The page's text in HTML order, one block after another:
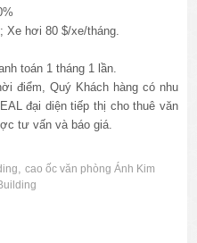
Xe hơi 80 $/xe/tháng.
toán 1 tháng 1 lần.
điểm, Quý Khách hàng có nhu
đại diện tiếp thị cho thuê văn
tư vấn và báo giá.
,cao ốc văn phòng Ánh Kim